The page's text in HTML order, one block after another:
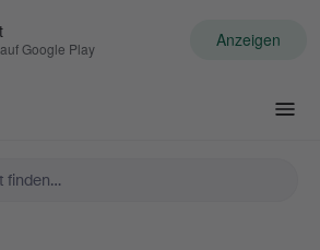
Google Play Anzeigen